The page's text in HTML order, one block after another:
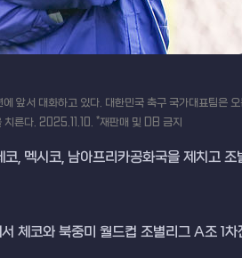
앞서 대화하고 있다. 대한민국 축구 국가대표팀은
치른다. 2025.11.10. *재판매 및 DB 금지
멕시코, 남아프리카공화국을 제치고 조
체코와 북중미 월드컵 조별리그 A조 1차